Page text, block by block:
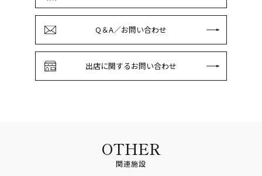
Q＆A／お問い合わせ
出店に関するお問い合わせ
OTHER
関連施設